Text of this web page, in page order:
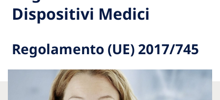
Dispositivi Medici
Regolamento (UE) 2017/745